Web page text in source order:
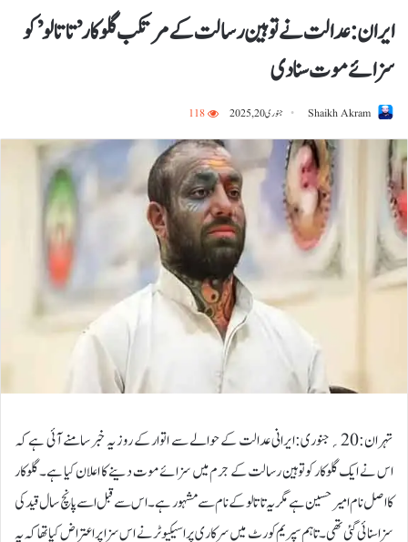
ایران : عدالت نے توہین رسالت کے مرتکب گلوکار’ تاتالو’ کو
سزائے موت سنادی
Shaikh Akram جنوری 20, 2025 118
تہران:20؍جنوری:ایرانی عدالت کے حوالے سے اتوار کے روز یہ خبر سامنے آئی ہے کہ
اس نے ایک گلوکار کوتوہین رسالت کے جرم میں سزائے موت دینے کا اعلان کیا ہے۔ گلوکار
کااصل نام امیر حسین ہے مگر یہ تاتالو کے نام سے مشہور ہے۔اس سے قبل اسے پانچ سال قید کی
سزا سنائی گئی تھی۔تاہم سپریم کورٹ میں سرکاری پراسیکیوٹر نے اس سزا پر اعتراض کیا تھا کہ یہ